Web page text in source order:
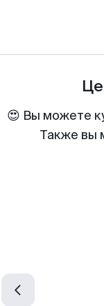
😍 Вы можете
Также вы